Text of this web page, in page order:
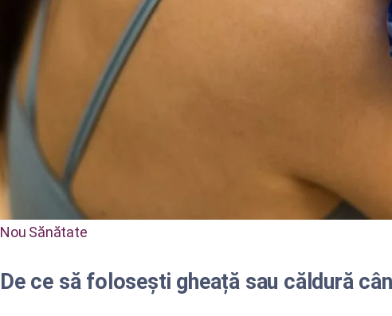
Nou Sănătate
De ce să folosești gheață sau căldură